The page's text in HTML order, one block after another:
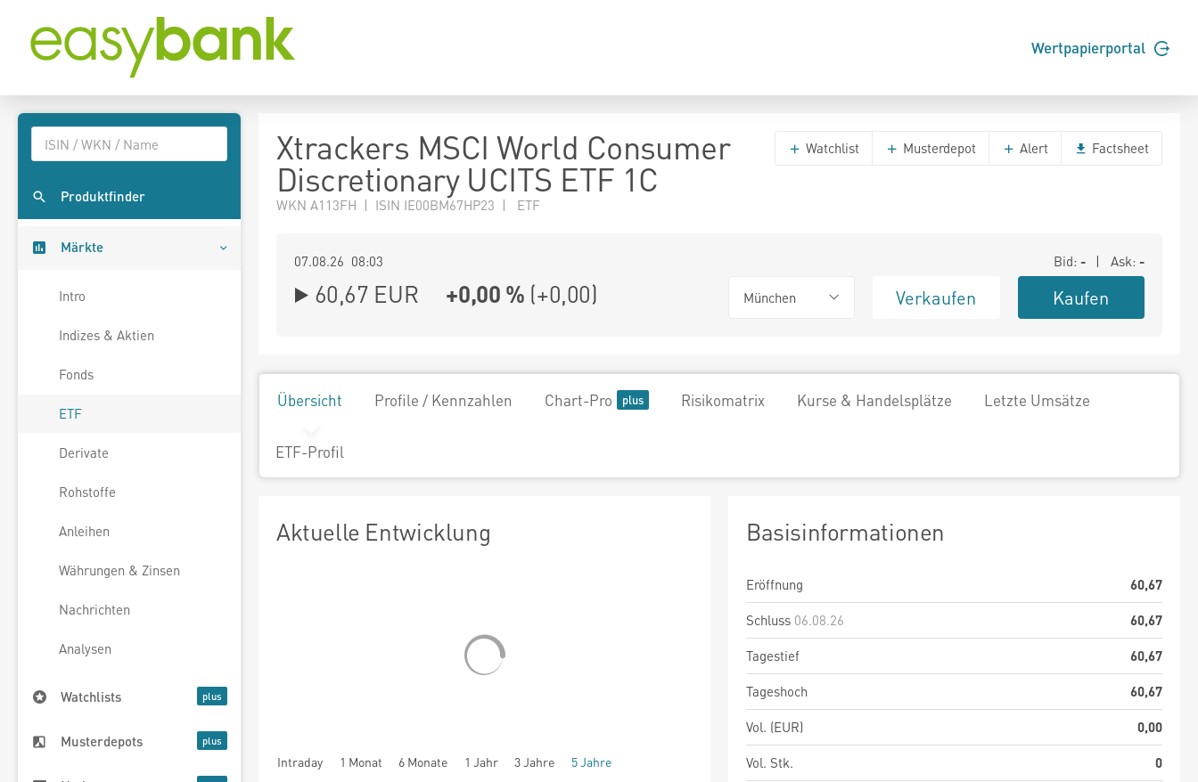
Wertpapierportal
Produktfinder
Märkte
Intro
Indizes & Aktien
Fonds
ETF
Derivate
Rohstoffe
Anleihen
Währungen & Zinsen
Nachrichten
Analysen
Watchlists
Musterdepots
Xtrackers MSCI World Consumer
Discretionary UCITS ETF 1C
WKN A113FH | ISIN IE00BM67HP23 | ETF
Watchlist Musterdepot Alert Factsheet
07.08.26 08:03 Bid: - | Ask: -
60,67 EUR +0,00 % (+0,00) München Verkaufen Kaufen
Übersicht Profile / Kennzahlen Chart-Pro Risikomatrix Kurse & Handelsplätze Letzte Umsätze
ETF-Profil
Aktuelle Entwicklung
Intraday 1 Monat 6 Monate 1 Jahr 3 Jahre 5 Jahre
Basisinformationen
Eröffnung
60,67
Schluss 06.08.26
60,67
Tagestief
60,67
Tageshoch
60,67
Vol. (EUR)
0,00
Vol. Stk.
0